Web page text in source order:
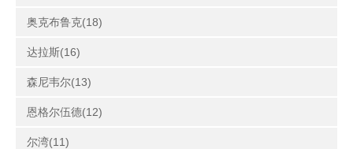
奥克布鲁克(18)
达拉斯(16)
森尼韦尔(13)
恩格尔伍德(12)
尔湾(11)